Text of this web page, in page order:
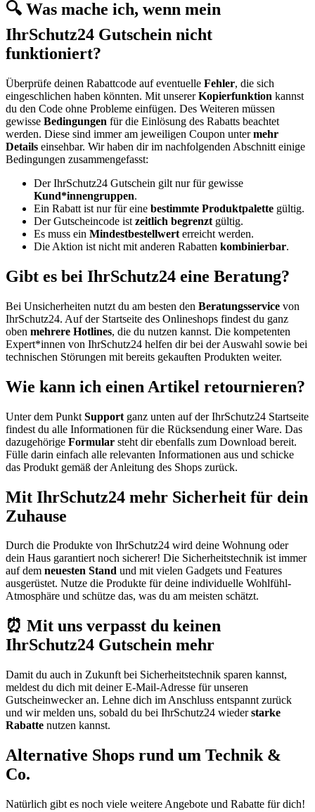
🔍 Was mache ich, wenn mein
IhrSchutz24 Gutschein nicht
funktioniert?
Überprüfe deinen Rabattcode auf eventuelle Fehler, die sich
eingeschlichen haben könnten. Mit unsererKopierfunktion kannst
du den Code ohne Probleme einfügen. Des Weiteren müssen
gewisse Bedingungen für die Einlösung des Rabatts beachtet
werden. Diese sind immer am jeweiligen Coupon untermehr
Details einsehbar. Wir haben dir im nachfolgenden Abschnitt einige
Bedingungen zusammengefasst:
Der IhrSchutz24 Gutschein gilt nur für gewisse
Kund*innengruppen.
Ein Rabatt ist nur für eine bestimmte Produktpalette gültig.
Der Gutscheincode ist zeitlich begrenzt gültig.
Es muss ein Mindestbestellwert erreicht werden.
Die Aktion ist nicht mit anderen Rabatten kombinierbar.
Gibt es bei IhrSchutz24 eine Beratung?
Bei Unsicherheiten nutzt du am besten den Beratungsservice von
IhrSchutz24. Auf der Startseite des Onlineshops findest du ganz
oben mehrere Hotlines, die du nutzen kannst. Die kompetenten
Expert*innen von IhrSchutz24 helfen dir bei der Auswahl sowie bei
technischen Störungen mit bereits gekauften Produkten weiter.
Wie kann ich einen Artikel retournieren?
Unter dem Punkt Support ganz unten auf der IhrSchutz24 Startseite
findest du alle Informationen für die Rücksendung einer Ware. Das
dazugehörige Formular steht dir ebenfalls zum Download bereit.
Fülle darin einfach alle relevanten Informationen aus und schicke
das Produkt gemäß der Anleitung des Shops zurück.
Mit IhrSchutz24 mehr Sicherheit für dein
Zuhause
Durch die Produkte von IhrSchutz24 wird deine Wohnung oder
dein Haus garantiert noch sicherer! Die Sicherheitstechnik ist immer
auf dem neuesten Stand und mit vielen Gadgets und Features
ausgerüstet. Nutze die Produkte für deine individuelle Wohlfühl-
Atmosphäre und schütze das, was du am meisten schätzt.
⏰ Mit uns verpasst du keinen
IhrSchutz24 Gutschein mehr
Damit du auch in Zukunft bei Sicherheitstechnik sparen kannst,
meldest du dich mit deiner E-Mail-Adresse für unseren
Gutscheinweckeran. Lehne dich im Anschluss entspannt zurück
und wir melden uns, sobald du bei IhrSchutz24 wiederstarke
Rabatte nutzen kannst.
Alternative Shops rund um Technik &
Co.
Natürlich gibt es noch viele weitere Angebote und Rabatte für dich!